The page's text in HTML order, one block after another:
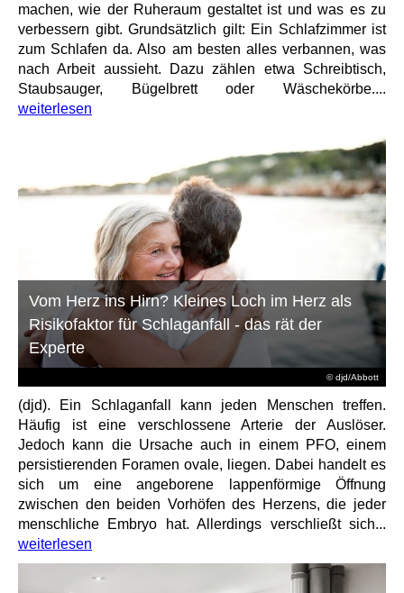
machen, wie der Ruheraum gestaltet ist und was es zu
verbessern gibt. Grundsätzlich gilt: Ein Schlafzimmer ist
zum Schlafen da. Also am besten alles verbannen, was
nach Arbeit aussieht. Dazu zählen etwa Schreibtisch,
Staubsauger, Bügelbrett oder Wäschekörbe....
weiterlesen
© djd/Abbott
Vom Herz ins Hirn? Kleines Loch im Herz als
Risikofaktor für Schlaganfall - das rät der
Experte
(djd). Ein Schlaganfall kann jeden Menschen treffen.
Häufig ist eine verschlossene Arterie der Auslöser.
Jedoch kann die Ursache auch in einem PFO, einem
persistierenden Foramen ovale, liegen. Dabei handelt es
sich um eine angeborene lappenförmige Öffnung
zwischen den beiden Vorhöfen des Herzens, die jeder
menschliche Embryo hat. Allerdings verschließt sich...
weiterlesen